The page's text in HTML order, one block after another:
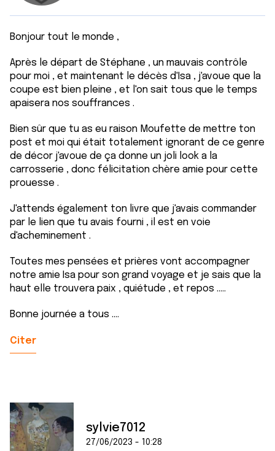
Bonjour tout le monde ,
Après le départ de Stéphane , un mauvais contrôle
pour moi , et maintenant le décès d'Isa , j'avoue que la
coupe est bien pleine , et l'on sait tous que le temps
apaisera nos souffrances .
Bien sûr que tu as eu raison Moufette de mettre ton
post et moi qui était totalement ignorant de ce genre
de décor j'avoue de ça donne un joli look a la
carrosserie , donc félicitation chère amie pour cette
prouesse .
J'attends également ton livre que j'avais commander
par le lien que tu avais fourni , il est en voie
d'acheminement .
Toutes mes pensées et prières vont accompagner
notre amie Isa pour son grand voyage et je sais que la
haut elle trouvera paix , quiétude , et repos .....
Bonne journée a tous ....
Citer
sylvie7012
27/06/2023 - 10:28